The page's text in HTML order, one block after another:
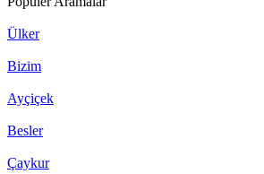
Ülker
Bizim
Ayçiçek
Besler
Çaykur